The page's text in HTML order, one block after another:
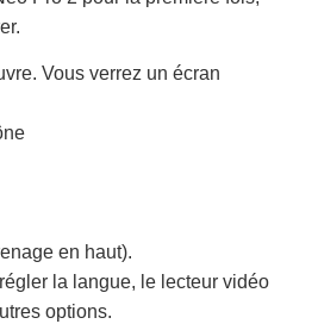
Vous verrez un écran
en haut).
la langue, le lecteur vidéo
options.